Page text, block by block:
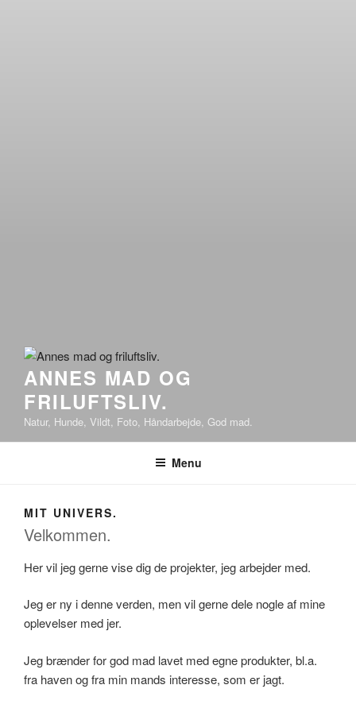
ANNES MAD OG
FRILUFTSLIV.
Natur, Hunde, Vildt, Foto, Håndarbejde, God mad.
Menu
MIT UNIVERS.
Velkommen.
Her vil jeg gerne vise dig de projekter, jeg arbejder med.
Jeg er ny i denne verden, men vil gerne dele nogle af mine
oplevelser med jer.
Jeg brænder for god mad lavet med egne produkter, bl.a.
fra haven og fra min mands interesse, som er jagt.